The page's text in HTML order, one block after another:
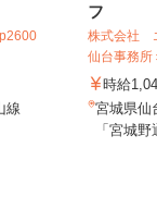
線
フ
株式会社
仙台事務所
時給
宮城県仙
「宮城